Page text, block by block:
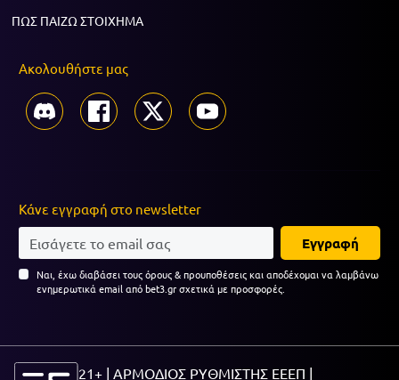
ΠΩΣ ΠΑΙΖΩ ΣΤΟΙΧΗΜΑ
Ακολουθήστε μας
Κάνε εγγραφή στο newsletter
Εγγραφή
Ναι, έχω διαβάσει τους όρους & προυποθέσεις και αποδέχομαι να λαμβάνω
ενημερωτικά email από bet3.gr σχετικά με προσφορές.
21+ | ΑΡΜΟΔΙΟΣ ΡΥΘΜΙΣΤΗΣ ΕΕΕΠ |